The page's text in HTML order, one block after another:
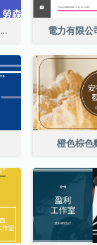
高級平面設計師名片(附自畫像) 電力有限公
橙色棕色